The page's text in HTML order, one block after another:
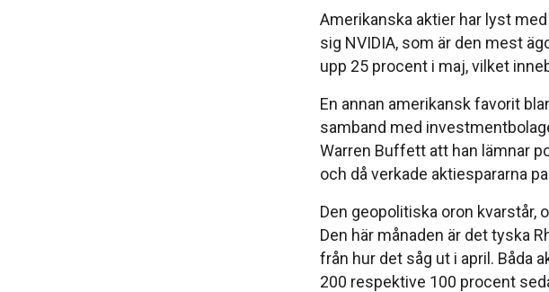
Amerikanska aktier har lyst
sig NVIDIA, som är den mest
upp 25 procent i maj, vilket
En annan amerikansk favorit
samband med
Warren Buffett att han lämnar
och då verkade aktiespararna
Den geopolitiska oron kvarstår,
Den här månaden är det tyska
från hur det såg ut i april. Båda
200 respektive 100 procent